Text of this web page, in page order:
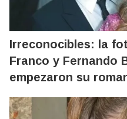
Irreconocibles: la
Franco y Fernando
empezaron su